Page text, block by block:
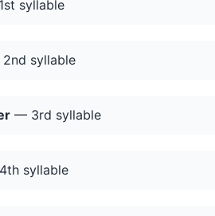
syllable
syllable
— 3rd syllable
syllable